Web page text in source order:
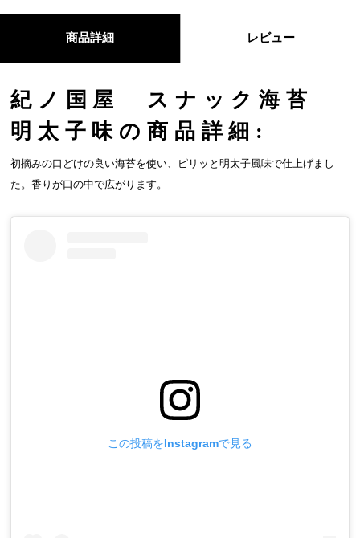
商品詳細 レビュー
紀ノ国屋 スナック海苔
明太子味の商品詳細:
初摘みの口どけの良い海苔を使い、ピリッと明太子風味で仕上げまし
た。香りが口の中で広がります。
この投稿をInstagramで見る